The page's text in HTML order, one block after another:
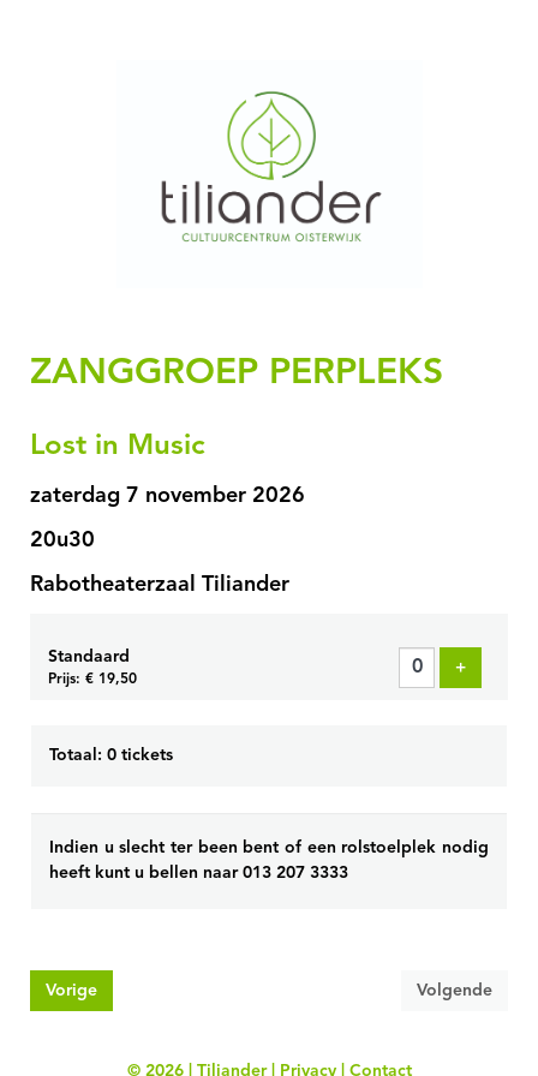
ZANGGROEP PERPLEKS
Lost in Music
zaterdag 7 november 2026
20u30
Rabotheaterzaal Tiliander
Standaard
Prijs: € 19,50
+Voeg
Totaal: 0 tickets
Indien u slecht ter been bent of een rolstoelplek nodig
heeft kunt u bellen naar 013 207 3333
Vorige Volgende
© 2026 | Tiliander | Privacy| Contact